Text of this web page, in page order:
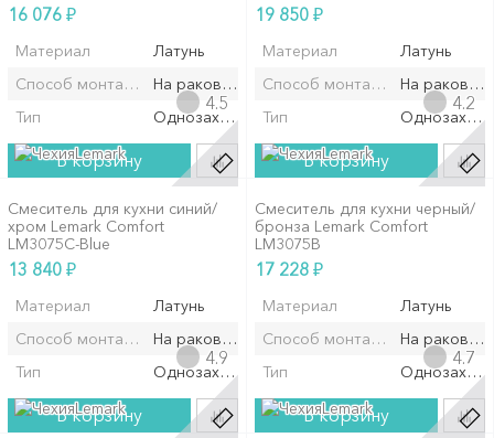
16 076 ₽
Материал
Латунь
Способ монтажа/установкиНа раковину/мойку
Тип
Однозахватный
В корзину
19 850 ₽
Материал
Латунь
Способ монтажа/установки
На
Тип
В корзину
Lemark
4.5
Смеситель для кухни синий/
хром Lemark Comfort
LM3075C-Blue
13 840 ₽
Материал
Латунь
Способ монтажа/установкиНа раковину/мойку
Тип
Однозахватный
В корзину
Lemark
4.2
Смеситель для кухни черный/
бронза Lemark Comfort
LM3075B
17 228 ₽
Материал
Латунь
Способ монтажа/установки
На
Тип
В корзину
Lemark
4.9
Lemark
4.7